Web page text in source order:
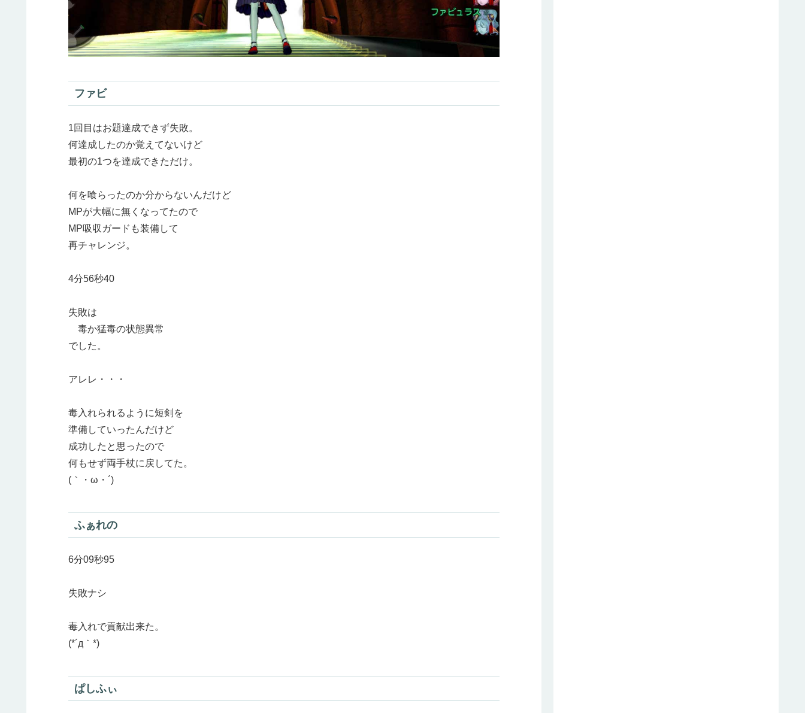
ファビ
1回目はお題達成できず失敗。
何達成したのか覚えてないけど
最初の1つを達成できただけ。
何を喰らったのか分からないんだけど
MPが大幅に無くなってたので
MP吸収ガードも装備して
再チャレンジ。
4分56秒40
失敗は
毒か猛毒の状態異常
でした。
アレレ・・・
毒入れられるように短剣を
準備していったんだけど
成功したと思ったので
何もせず両手杖に戻してた。
(｀・ω・´)ゞ
ふぁれの
6分09秒95
失敗ナシ
毒入れで貢献出来た。
(*´д｀*)
ぱしふぃ